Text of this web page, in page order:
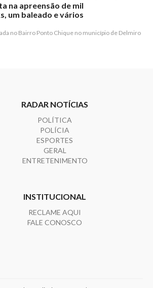
na apreensão de mil
um baleado e vários
no Bairro Ponto Chique no município de Delmiro
RADAR NOTÍCIAS
POLÍTICA
POLÍCIA
ESPORTES
GERAL
ENTRETENIMENTO
INSTITUCIONAL
RECLAME AQUI
FALE CONOSCO